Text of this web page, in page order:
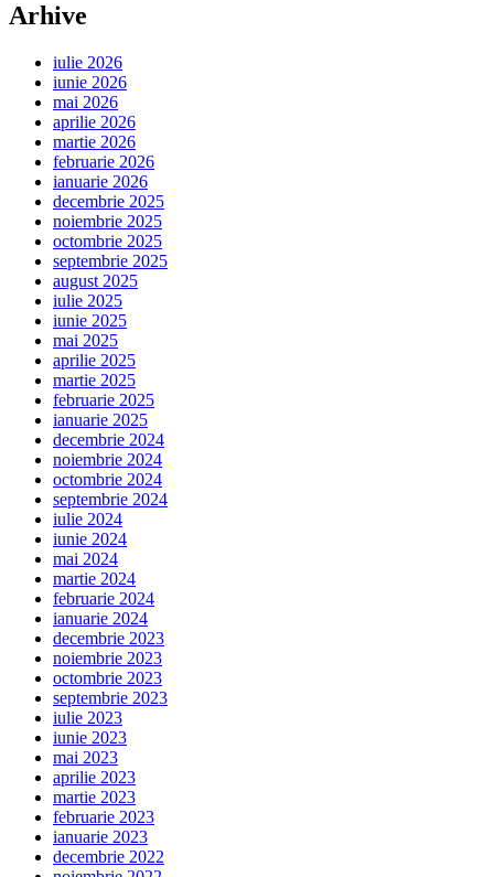
Arhive
iulie 2026
iunie 2026
mai 2026
aprilie 2026
martie 2026
februarie 2026
ianuarie 2026
decembrie 2025
noiembrie 2025
octombrie 2025
septembrie 2025
august 2025
iulie 2025
iunie 2025
mai 2025
aprilie 2025
martie 2025
februarie 2025
ianuarie 2025
decembrie 2024
noiembrie 2024
octombrie 2024
septembrie 2024
iulie 2024
iunie 2024
mai 2024
martie 2024
februarie 2024
ianuarie 2024
decembrie 2023
noiembrie 2023
octombrie 2023
septembrie 2023
iulie 2023
iunie 2023
mai 2023
aprilie 2023
martie 2023
februarie 2023
ianuarie 2023
decembrie 2022